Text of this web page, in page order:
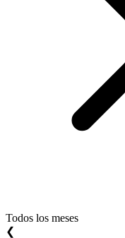
Todos los meses
❮